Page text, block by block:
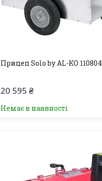
Прицеп Solo by AL-KO 110804
20 595 ₴
Немає в наявності